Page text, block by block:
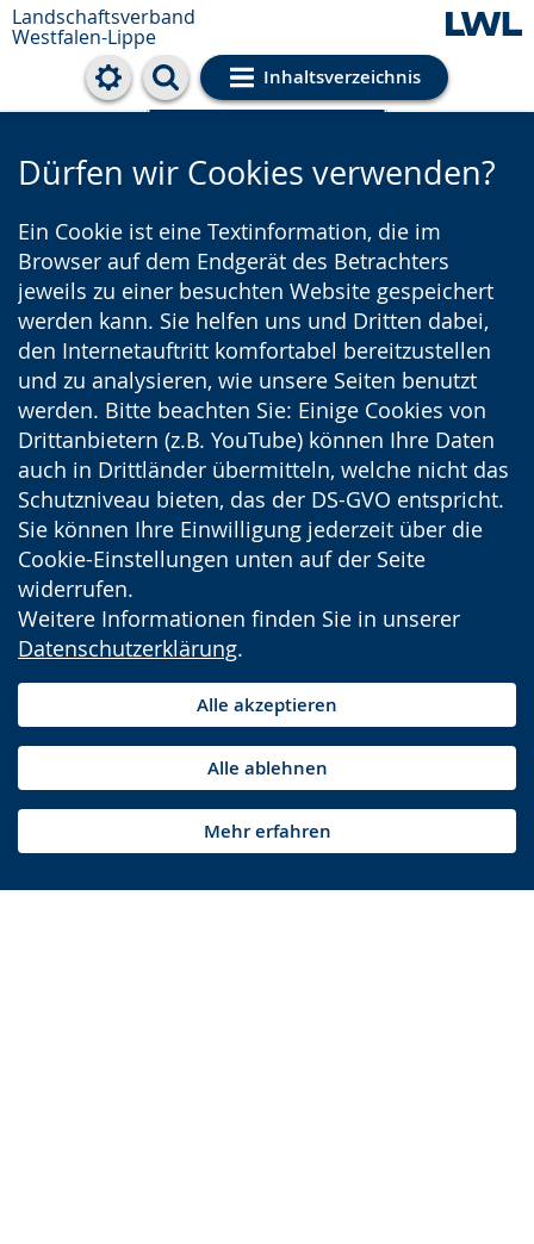
Landschaftsverband
Westfalen-Lippe
Inhaltsverzeichnis
Cookie-Einstellungen
Dürfen wir Cookies verwenden?
Ein Cookie ist eine Textinformation, die im
Browser auf dem Endgerät des Betrachters
jeweils zu einer besuchten Website gespeichert
werden kann. Sie helfen uns und Dritten dabei,
den Internetauftritt komfortabel bereitzustellen
und zu analysieren, wie unsere Seiten benutzt
werden. Bitte beachten Sie: Einige Cookies von
Drittanbietern (z.B. YouTube) können Ihre Daten
auch in Drittländer übermitteln, welche nicht das
Schutzniveau bieten, das der DS-GVO entspricht.
Sie können Ihre Einwilligung jederzeit über die
Cookie-Einstellungen unten auf der Seite
widerrufen.
Weitere Informationen finden Sie in unserer
Datenschutzerklärung.
Alle akzeptieren
Alle ablehnen
Mehr erfahren